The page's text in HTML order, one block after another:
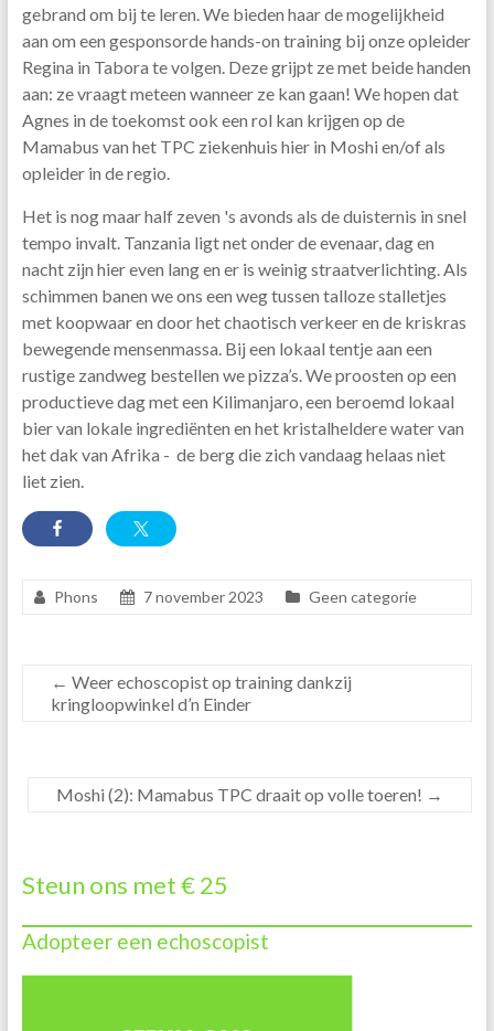
gebrand om bij te leren. We bieden haar de mogelijkheid
aan om een gesponsorde hands-on training bij onze opleider
Regina in Tabora te volgen. Deze grijpt ze met beide handen
aan: ze vraagt meteen wanneer ze kan gaan! We hopen dat
Agnes in de toekomst ook een rol kan krijgen op de
Mamabus van het TPC ziekenhuis hier in Moshi en/of als
opleider in de regio.
Het is nog maar half zeven 's avonds als de duisternis in snel
tempo invalt. Tanzania ligt net onder de evenaar, dag en
nacht zijn hier even lang en er is weinig straatverlichting. Als
schimmen banen we ons een weg tussen talloze stalletjes
met koopwaar en door het chaotisch verkeer en de kriskras
bewegende mensenmassa. Bij een lokaal tentje aan een
rustige zandweg bestellen we pizza’s. We proosten op een
productieve dag met een Kilimanjaro, een beroemd lokaal
bier van lokale ingrediënten en het kristalheldere water van
het dak van Afrika - de berg die zich vandaag helaas niet
liet zien.
Phons 7 november 2023 Geen categorie
← Weer echoscopist op training dankzij
kringloopwinkel d’n Einder
Moshi (2): Mamabus TPC draait op volle toeren! →
Steun ons met € 25
Adopteer een echoscopist